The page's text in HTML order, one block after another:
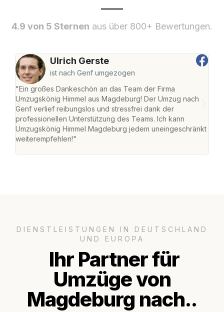
4.9 von 5 Sternen aus über 800+ Bewertungen.
Ulrich Gerste
ist nach Genf umgezogen
"Ein großes Dankeschön an das Team der Firma
Umzugskönig Himmel aus Magdeburg! Der Umzug nach
Genf verlief reibungslos und stressfrei dank der
professionellen Unterstützung des Teams. Ich kann
Umzugskönig Himmel Magdeburg jedem uneingeschränkt
weiterempfehlen!"
DIENSTLEISTUNGEN IN DEUTSCHLAND
UND EUROPA
Ihr Partner für
Umzüge von
Magdeburg nach..